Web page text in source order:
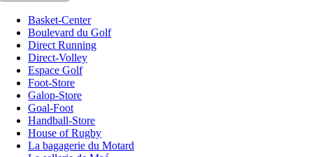
Basket-Center
Boulevard du Golf
Direct Running
Direct-Volley
Espace Golf
Foot-Store
Galop-Store
Goal-Foot
Handball-Store
House of Rugby
La bagagerie du Motard